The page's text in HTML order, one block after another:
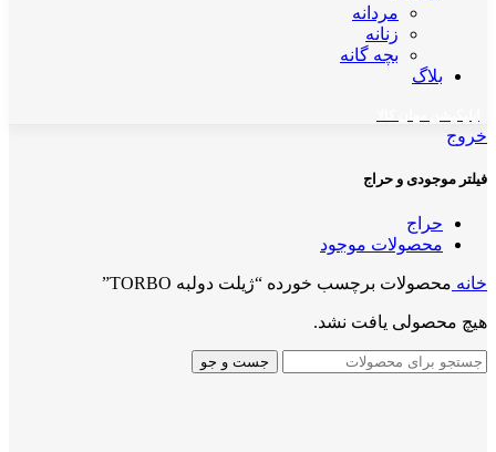
مردانه
زنانه
بچه گانه
بلاگ
خروج
فیلتر موجودی و حراج
حراج
محصولات موجود
خانه محصولات برچسب خورده “ژیلت دولبه TORBO”
هیچ محصولی یافت نشد.
جست و جو